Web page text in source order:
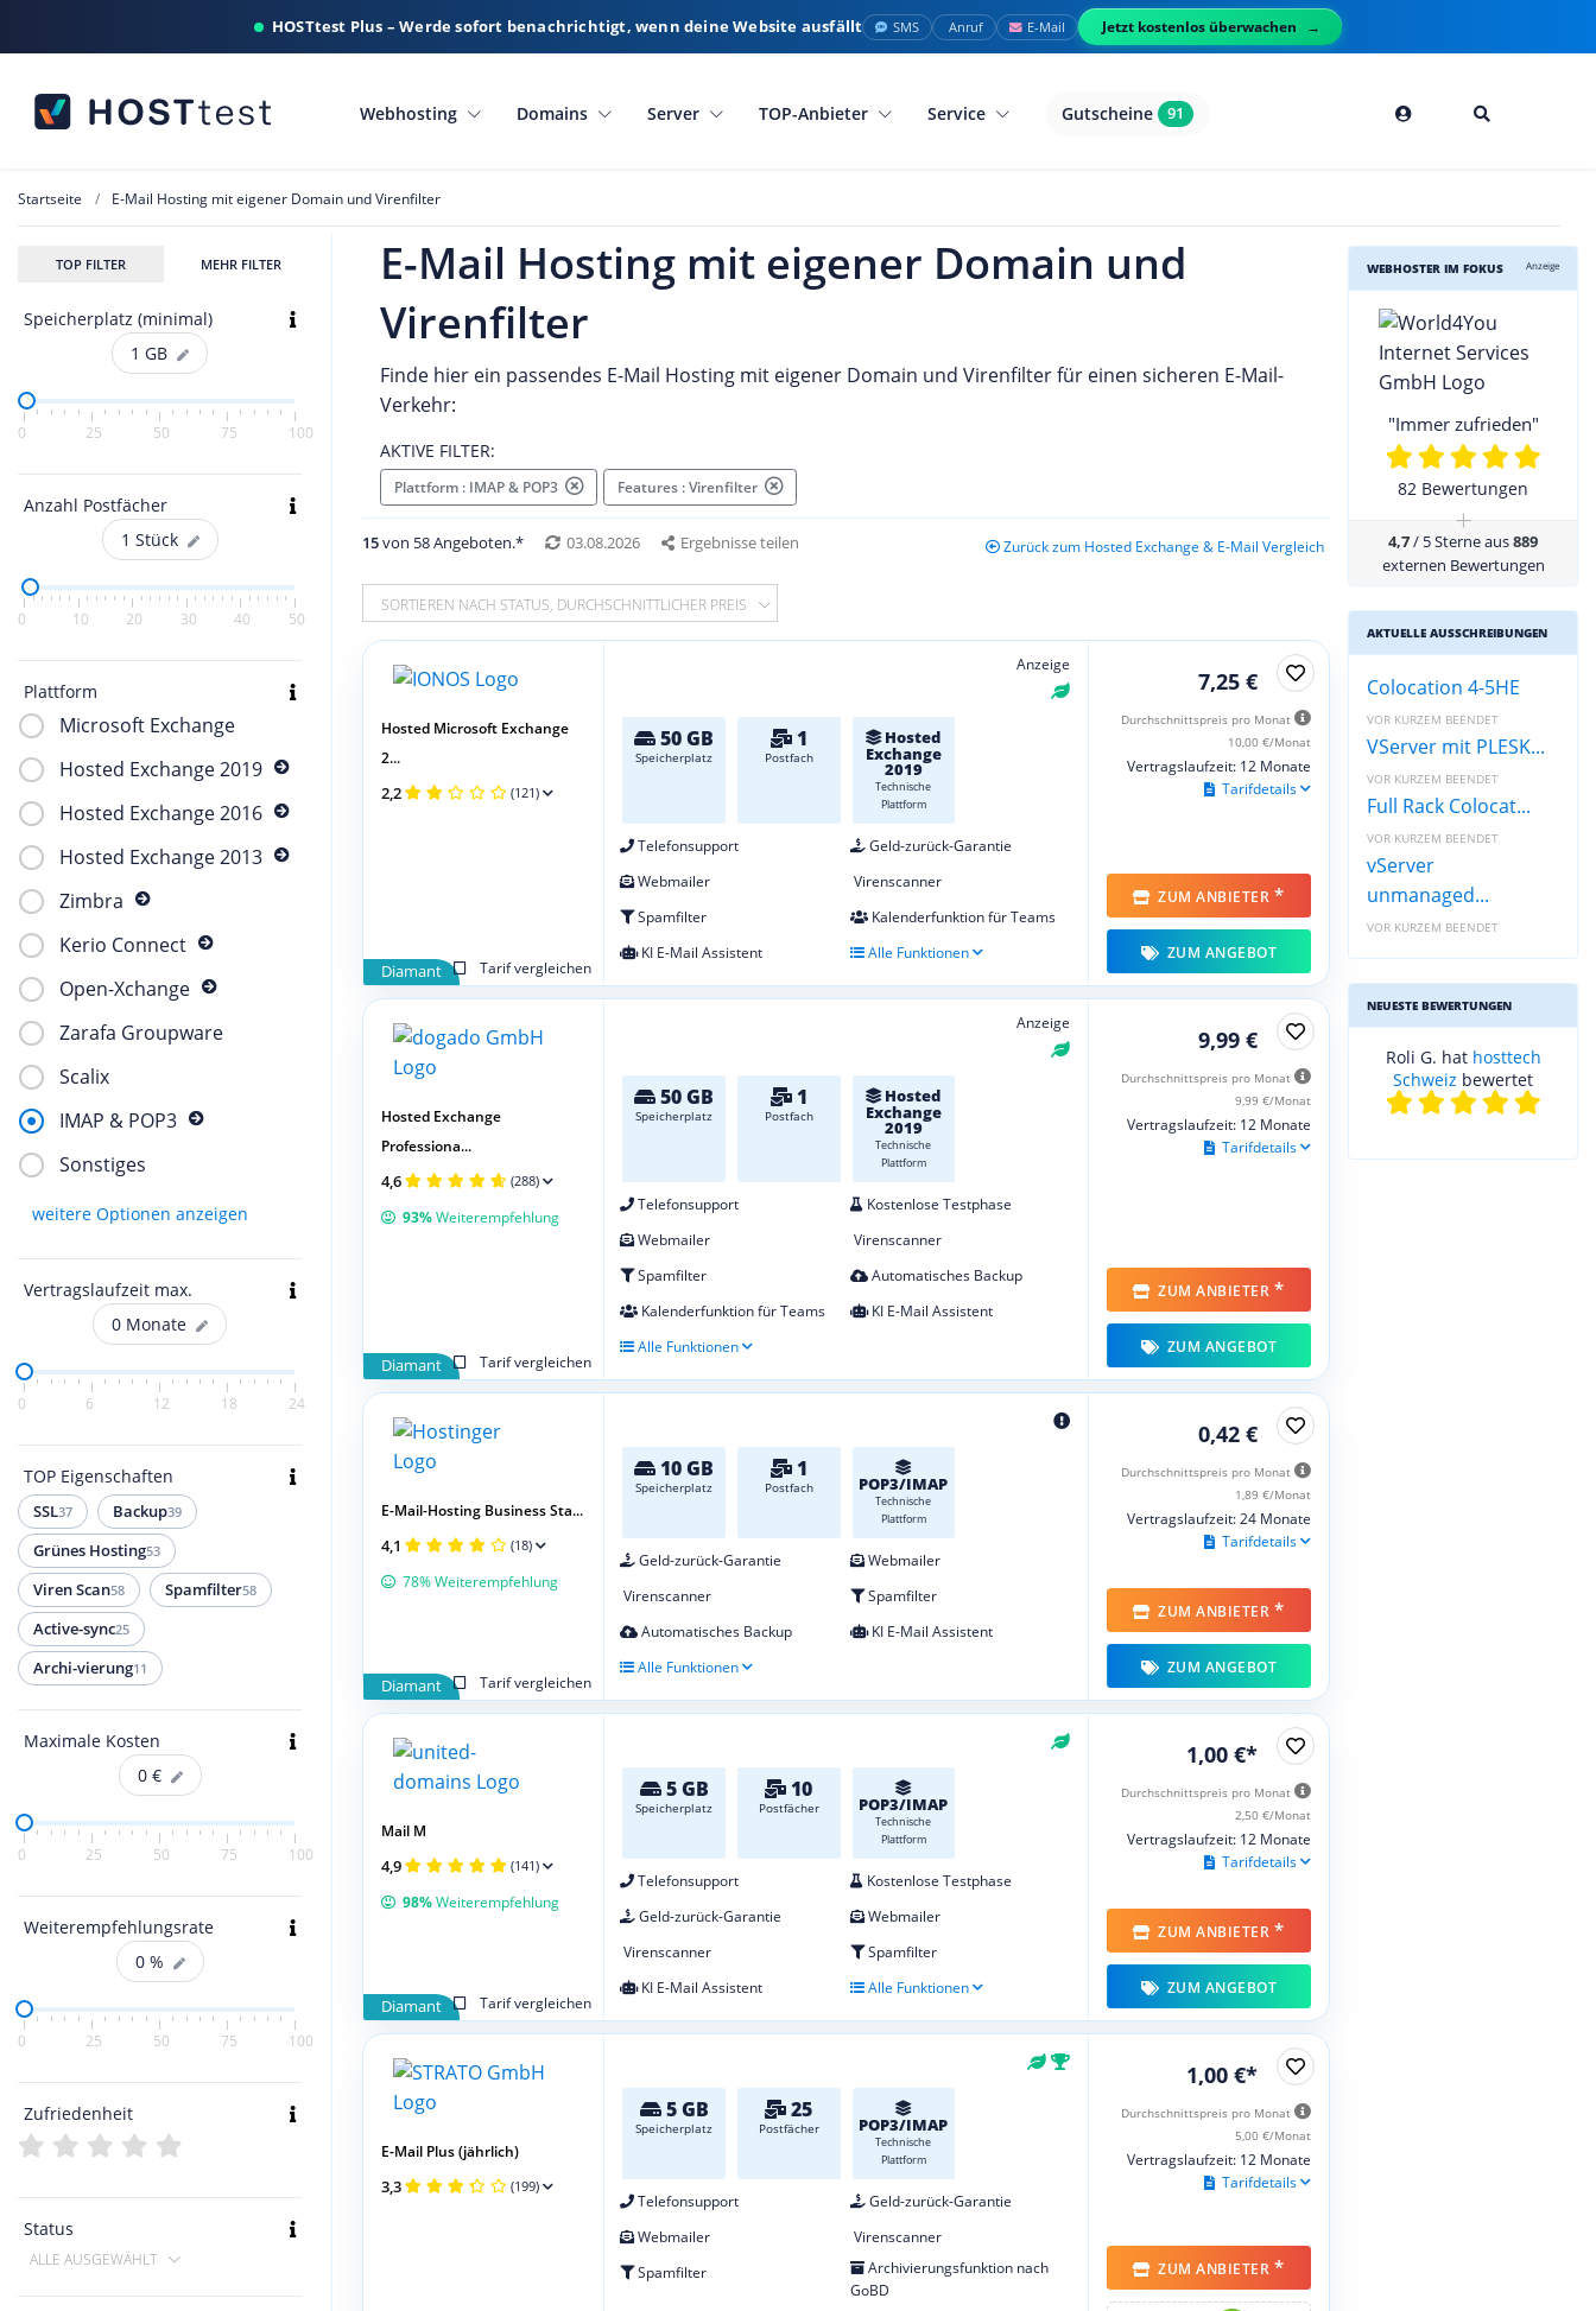
HOSTtest Plus – Werde sofort benachrichtigt, wenn deine Website ausfällt SMS Anruf E-Mail Jetzt kostenlos überwachen
Webhosting Domains Server TOP-Anbieter Service Gutscheine 91
Startseite E-Mail Hosting mit eigener Domain und Virenfilter
TOP FILTER MEHR FILTER
Speicherplatz (minimal)
1 GB
0 25 50 75 100
Anzahl Postfächer
1 Stück
0 10 20 30 40 50
Plattform
Microsoft Exchange
Hosted Exchange 2019
Hosted Exchange 2016
Hosted Exchange 2013
Zimbra
Kerio Connect
Open-Xchange
Zarafa Groupware
Scalix
IMAP & POP3
Sonstiges
weitere Optionen anzeigen
Vertragslaufzeit max.
0 Monate
0 6 12 18 24
TOP Eigenschaften
SSL37 Backup39
Grünes Hosting53
Viren Scan58 Spamfilter58
Active-sync25
Archi-vierung11
Maximale Kosten
0 €
0 25 50 75 100
Weiterempfehlungsrate
0 %
0 25 50 75 100
Zufriedenheit
Status
ALLE AUSGEWÄHLT
E-Mail Hosting mit eigener Domain und
Virenfilter
Finde hier ein passendes E-Mail Hosting mit eigener Domain und Virenfilter für einen sicheren E-Mail-
Verkehr:
AKTIVE FILTER:
Plattform : IMAP & POP3 Features : Virenfilter
15von 58 Angeboten.* 03.08.2026 Ergebnisse teilen Zurück zum Hosted Exchange & E-Mail Vergleich
SORTIEREN NACH STATUS, DURCHSCHNITTLICHER PREIS
Anzeige
50 GB
Speicherplatz
1
Postfach
Hosted
Exchange
2019
Technische
Plattform
Telefonsupport
Geld-zurück-Garantie
Webmailer
Virenscanner
Spamfilter
Kalenderfunktion für Teams
KI E-Mail Assistent
Alle Funktionen
Diamant
Tarif vergleichen
Hosted Microsoft Exchange
2...
2,2 (121)
7,25 €
Durchschnittspreis pro Monat
10,00 €/Monat
Vertragslaufzeit: 12 Monate
Tarifdetails
ZUM ANBIETER *
ZUM ANGEBOT
Anzeige
50 GB
Speicherplatz
1
Postfach
Hosted
Exchange
2019
Technische
Plattform
Telefonsupport
Kostenlose Testphase
Webmailer
Virenscanner
Spamfilter
Automatisches Backup
Kalenderfunktion für Teams
KI E-Mail Assistent
Alle Funktionen
Diamant
Tarif vergleichen
Hosted Exchange
Professiona...
4,6 (288)
93%Weiterempfehlung
9,99 €
Durchschnittspreis pro Monat
9,99 €/Monat
Vertragslaufzeit: 12 Monate
Tarifdetails
ZUM ANBIETER *
ZUM ANGEBOT
10 GB
Speicherplatz
1
Postfach POP3/IMAP
Technische
Plattform
Geld-zurück-Garantie
Webmailer
Virenscanner
Spamfilter
Automatisches Backup
KI E-Mail Assistent
Alle Funktionen
Diamant
Tarif vergleichen
E-Mail-Hosting Business Sta...
4,1 (18)
78% Weiterempfehlung
0,42 €
Durchschnittspreis pro Monat
1,89 €/Monat
Vertragslaufzeit: 24 Monate
Tarifdetails
ZUM ANBIETER *
ZUM ANGEBOT
5 GB
Speicherplatz
10
Postfächer POP3/IMAP
Technische
Plattform
Telefonsupport
Kostenlose Testphase
Geld-zurück-Garantie
Webmailer
Virenscanner
Spamfilter
KI E-Mail Assistent
Alle Funktionen
Diamant
Tarif vergleichen
Mail M
4,9 (141)
98%Weiterempfehlung
1,00 €*
Durchschnittspreis pro Monat
2,50 €/Monat
Vertragslaufzeit: 12 Monate
Tarifdetails
ZUM ANBIETER *
ZUM ANGEBOT
5 GB
Speicherplatz
25
Postfächer POP3/IMAP
Technische
Plattform
Telefonsupport
Geld-zurück-Garantie
Webmailer
Virenscanner
Spamfilter
Archivierungsfunktion nach
GoBD
E-Mail Plus (jährlich)
3,3 (199)
1,00 €*
Durchschnittspreis pro Monat
5,00 €/Monat
Vertragslaufzeit: 12 Monate
Tarifdetails
ZUM ANBIETER *
WEBHOSTER IM FOKUS Anzeige
"Immer zufrieden"
82 Bewertungen
+
4,7/ 5 Sterne aus889
externen Bewertungen
AKTUELLE AUSSCHREIBUNGEN
Colocation 4-5HE
VOR KURZEM BEENDET
VServer mit PLESK...
VOR KURZEM BEENDET
Full Rack Colocat...
VOR KURZEM BEENDET
vServer
unmanaged...
VOR KURZEM BEENDET
NEUESTE BEWERTUNGEN
Roli G. hat hosttech
Schweiz bewertet